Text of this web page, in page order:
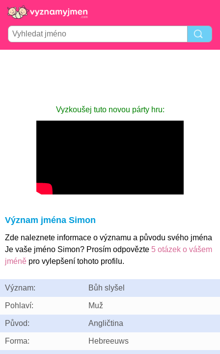
Vyzkoušej tuto novou párty hru:
Význam jména Simon
Zde naleznete informace o významu a původu svého jména
Je vaše jméno Simon? Prosím odpovězte 5 otázek o vášem
jméně pro vylepšení tohoto profilu.
Význam: Bůh slyšel
Pohlaví: Muž
Původ: Angličtina
Forma: Hebreeuws